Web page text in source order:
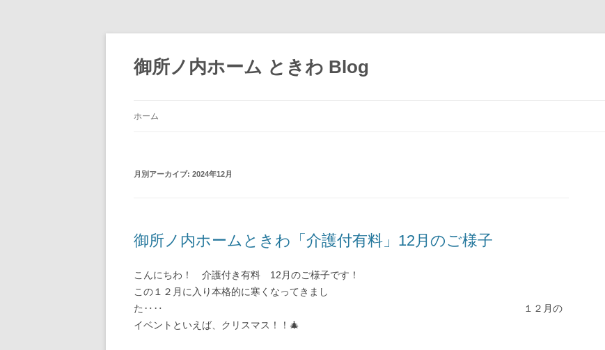
御所ノ内ホーム ときわ Blog
ホーム
月別アーカイブ: 2024年12月
御所ノ内ホームときわ「介護付有料」12月のご様子
こんにちわ！ 介護付き有料 12月のご様子です！
この １２月に入り本格的に寒くなってきまし
た‥‥ １２月の
イベントといえば、クリスマス！！🎄